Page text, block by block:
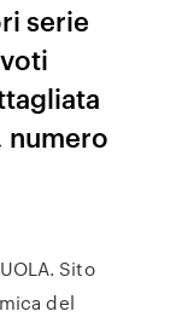
serie
numero
Sito
del